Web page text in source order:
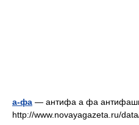
а-фа — антифа а фа
http://www.novayagazeta.ru/